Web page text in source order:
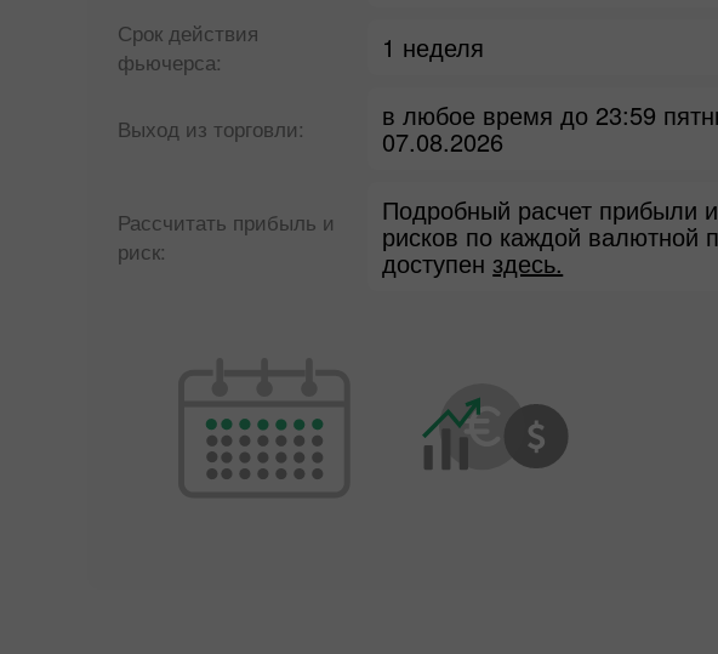
Срок действия
фьючерса:
1 неделя
Выход из торговли: в любое время до 23:59
07.08.2026
Рассчитать прибыль и
риск:
Подробный расчет прибыли и
рисков по каждой валютной
доступен здесь.